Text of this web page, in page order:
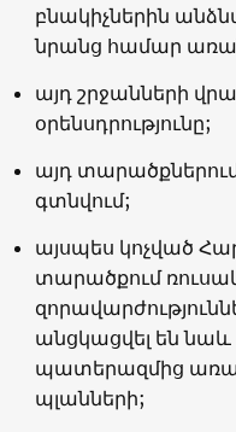
բնակիչներին
նրանց համար
այդ շրջանների
օրենսդրությունը;
այդ
գտնվում;
այսպես կոչված
տարածքում
անցկացվել են նաև
պատերազմից
պլանների;